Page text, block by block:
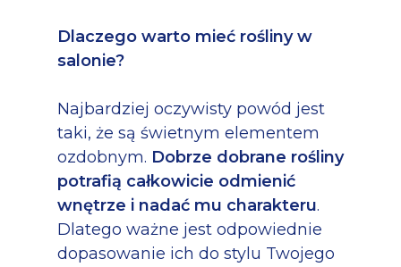
Dlaczego warto mieć rośliny w
salonie?
Najbardziej oczywisty powód jest
taki, że są świetnym elementem
ozdobnym. Dobrze dobrane rośliny
potrafią całkowicie odmienić
wnętrze i nadać mu charakteru.
Dlatego ważne jest odpowiednie
dopasowanie ich do stylu Twojego